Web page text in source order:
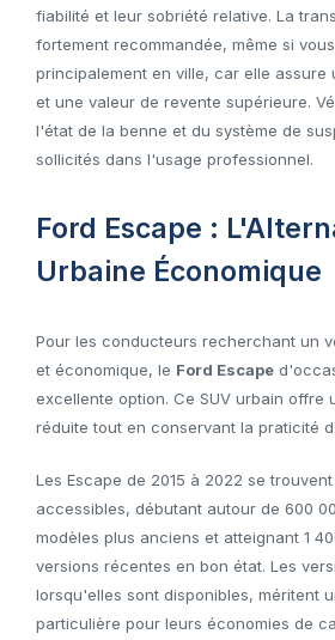
fiabilité et leur sobriété relative. La
fortement recommandée, même si
principalement en ville, car elle assure
et une valeur de revente supérieure.
l'état de la benne et du système de
sollicités dans l'usage professionnel.
Ford Escape :
Urbaine Économique
Pour les conducteurs recherchant un
et économique, le Ford Escape
excellente option. Ce SUV urbain offre
réduite tout en conservant la praticité
Les Escape de 2015 à 2022 se
accessibles, débutant autour de 600
modèles plus anciens et atteignant 1
versions récentes en bon état. Les
lorsqu'elles sont disponibles, méritent
particulière pour leurs économies de